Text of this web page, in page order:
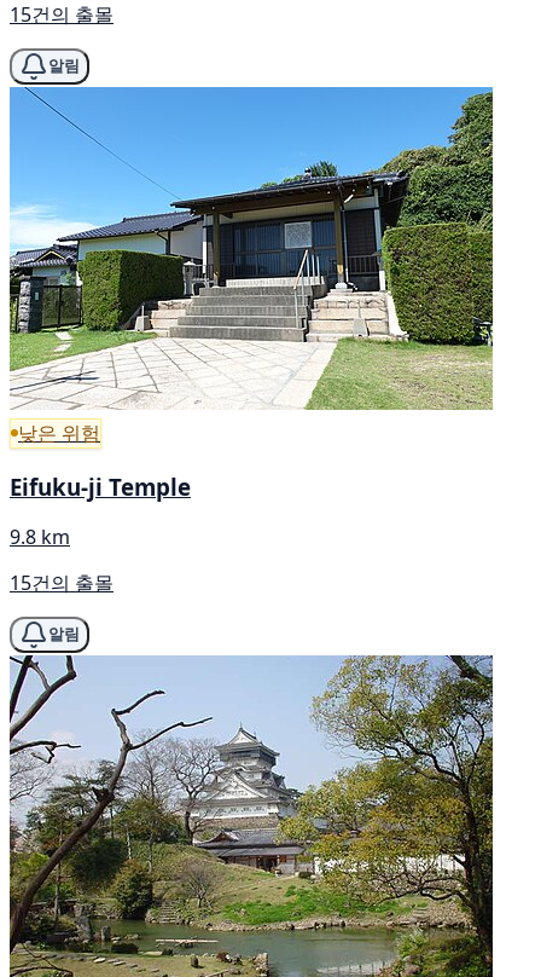
15건의 출몰
알림
낮은 위험
Eifuku-ji Temple
9.8 km
15건의 출몰
알림